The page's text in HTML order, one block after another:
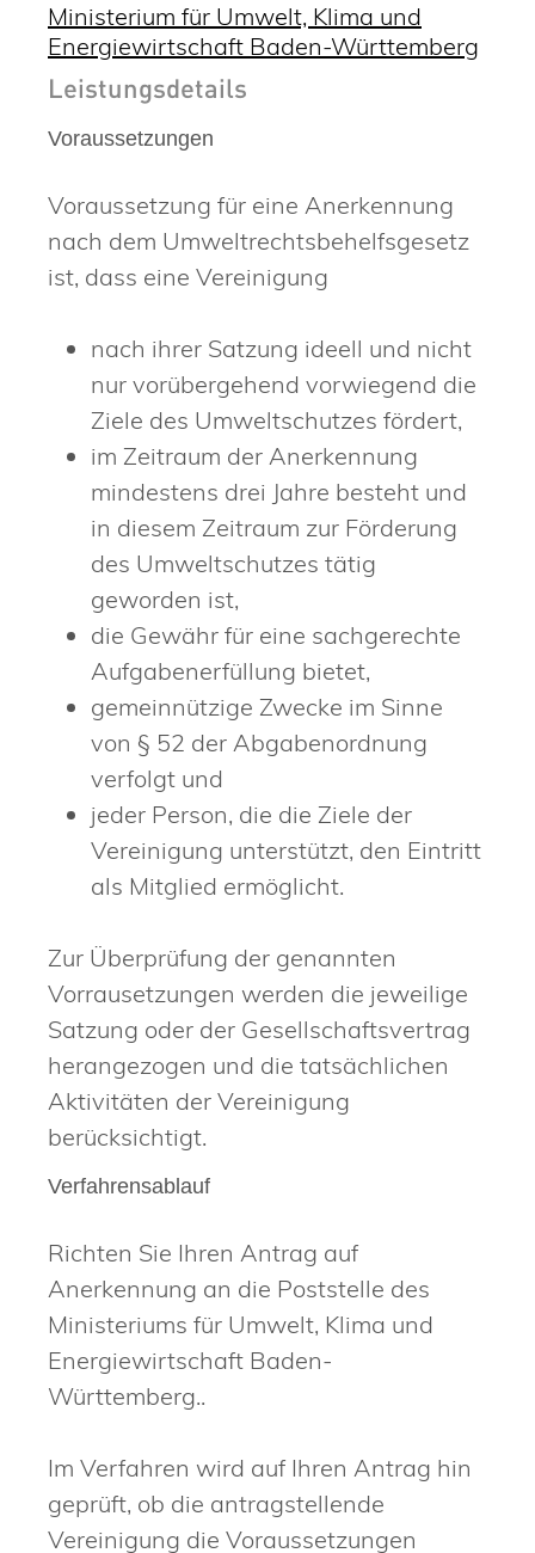
Ministerium für Umwelt, Klima und
Energiewirtschaft Baden-Württemberg
Leistungsdetails
Voraussetzungen
Voraussetzung für eine Anerkennung
nach dem Umweltrechtsbehelfsgesetz
ist, dass eine Vereinigung
nach ihrer Satzung ideell und nicht
nur vorübergehend vorwiegend die
Ziele des Umweltschutzes fördert,
im Zeitraum der Anerkennung
mindestens drei Jahre besteht und
in diesem Zeitraum zur Förderung
des Umweltschutzes tätig
geworden ist,
die Gewähr für eine sachgerechte
Aufgabenerfüllung bietet,
gemeinnützige Zwecke im Sinne
von § 52 der Abgabenordnung
verfolgt und
jeder Person, die die Ziele der
Vereinigung unterstützt, den Eintritt
als Mitglied ermöglicht.
Zur Überprüfung der genannten
Vorrausetzungen werden die jeweilige
Satzung oder der Gesellschaftsvertrag
herangezogen und die tatsächlichen
Aktivitäten der Vereinigung
berücksichtigt.
Verfahrensablauf
Richten Sie Ihren Antrag auf
Anerkennung an die Poststelle des
Ministeriums für Umwelt, Klima und
Energiewirtschaft Baden-
Württemberg..
Im Verfahren wird auf Ihren Antrag hin
geprüft, ob die antragstellende
Vereinigung die Voraussetzungen